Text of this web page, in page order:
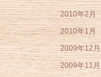
2010年2月
2010年1月
2009年12月
2009年11月